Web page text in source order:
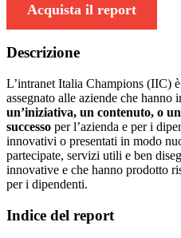
Acquista il report
Descrizione
L’intranet Italia Champions (IIC)
assegnato alle aziende che
un’iniziativa, un contenuto, o
successo per l’azienda e per i
innovativi o presentati in modo
partecipate, servizi utili e ben
innovative e che hanno prodotto
per i dipendenti.
Indice del report